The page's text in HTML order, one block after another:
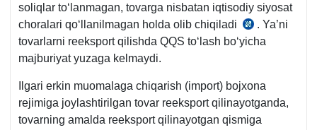
soliqlar toʻlanmagan, tovarga nisbatan iqtisodiy siyosat
choralari qoʻllanilmagan holda olib chiqiladi
BK
32-
. Ya’ni
tovarlarni reeksport qilishda QQS toʻlash boʻyicha
majburiyat yuzaga kelmaydi.
Ilgari erkin muomalaga chiqarish (import) bojхona
rejimiga joylashtirilgan tovar reeksport qilinayotganda,
tovarning amalda reeksport qilinayotgan qismiga